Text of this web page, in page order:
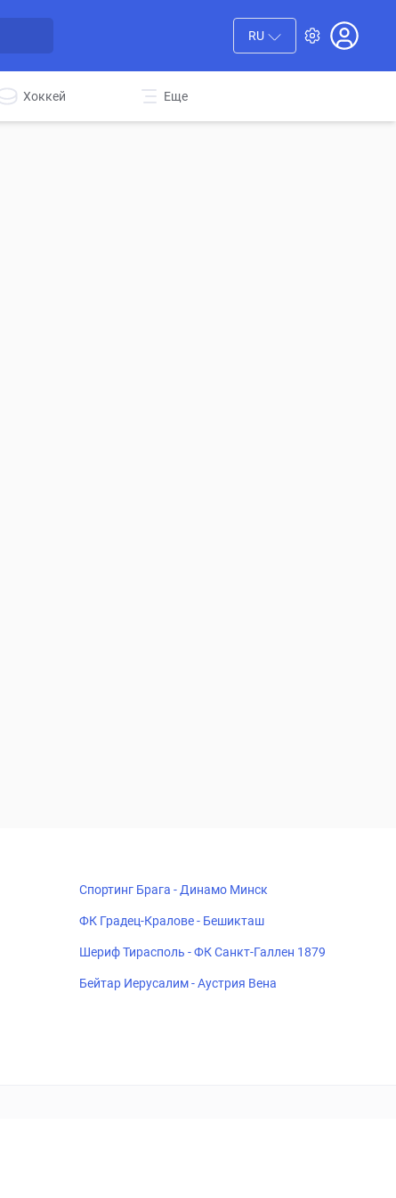
RU
Хоккей Еще
Спортинг Брага - Динамо Минск
ФК Градец-Кралове - Бешикташ
Шериф Тирасполь - ФК Санкт-Галлен 1879
Бейтар Иерусалим - Аустрия Вена